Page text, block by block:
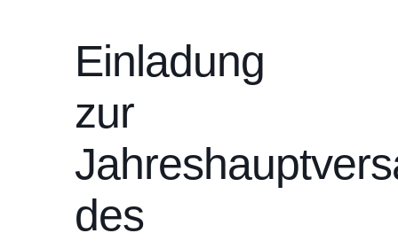
Einladung
zur
des